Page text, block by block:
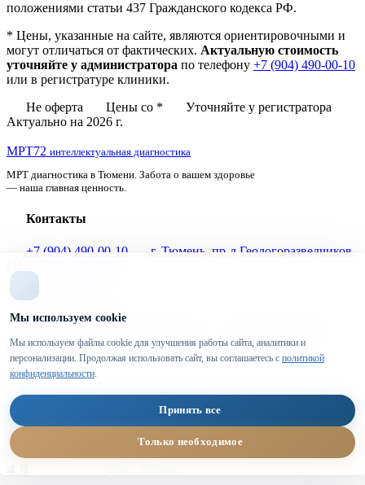
положениями статьи 437 Гражданского кодекса РФ.
* Цены, указанные на сайте, являются ориентировочными и
могут отличаться от фактических. Актуальную стоимость
уточняйте у администратора по телефону +7 (904) 490-00-10
или в регистратуре клиники.
Не оферта
Цены со *
Уточняйте у регистратора
Актуально на 2026 г.
МРТ72 интеллектуальная диагностика
МРТ диагностика в Тюмени. Забота о вашем здоровье
— наша главная ценность.
Контакты
+7 (904) 490-00-10
г. Тюмень, пр-д Геологоразведчиков,
Информация
соглашение
Блог
4.8
Мы используем cookie
Мы используем файлы cookie для улучшения работы сайта, аналитики и
персонализации. Продолжая использовать сайт, вы соглашаетесь с политикой
конфиденциальности
Принять все
Только необходимое